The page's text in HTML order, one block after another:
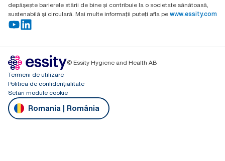
depășește barierele stării de bine și contribuie la o societate sănătoasă,
sustenabilă și circulară. Mai multe informații puteți afla pe www.essity.com
© Essity Hygiene and Health AB
Termeni de utilizare
Politica de confidențialitate
Setări module cookie
Romania | România